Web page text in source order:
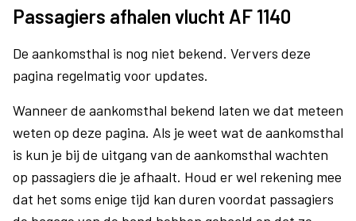
Passagiers afhalen vlucht AF 1140
De aankomsthal is nog niet bekend. Ververs deze
pagina regelmatig voor updates.
Wanneer de aankomsthal bekend laten we dat meteen
weten op deze pagina. Als je weet wat de aankomsthal
is kun je bij de uitgang van de aankomsthal wachten
op passagiers die je afhaalt. Houd er wel rekening mee
dat het soms enige tijd kan duren voordat passagiers